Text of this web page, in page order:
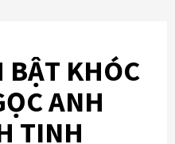
BẬT KHÓC
ANH
TINH